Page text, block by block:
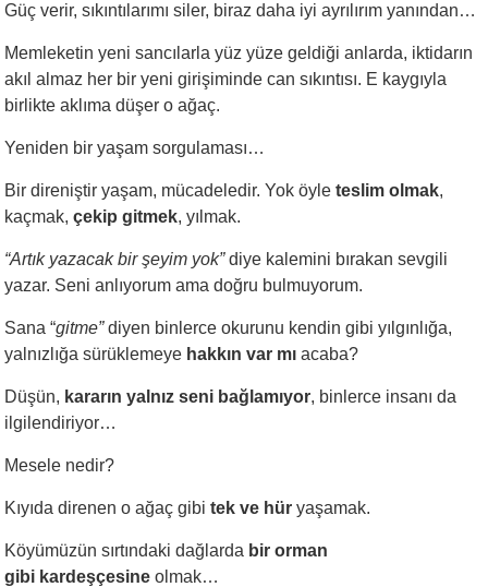
Güç verir, sıkıntılarımı siler, biraz daha iyi ayrılırım yanından…
Memleketin yeni sancılarla yüz yüze geldiği anlarda, iktidarın
akıl almaz her bir yeni girişiminde can sıkıntısı. E kaygıyla
birlikte aklıma düşer o ağaç.
Yeniden bir yaşam sorgulaması…
Bir direniştir yaşam, mücadeledir. Yok öyleteslim olmak,
kaçmak,çekip gitmek, yılmak.
“Artık yazacak bir şeyim yok”diye kalemini bırakan sevgili
yazar. Seni anlıyorum ama doğru bulmuyorum.
Sana “gitme”diyen binlerce okurunu kendin gibi yılgınlığa,
yalnızlığa sürüklemeye hakkın var mı acaba?
Düşün, kararın yalnız seni bağlamıyor, binlerce insanı da
ilgilendiriyor…
Mesele nedir?
Kıyıda direnen o ağaç gibitek ve hür yaşamak.
Köyümüzün sırtındaki dağlarda bir orman
gibi kardeşçesine olmak…